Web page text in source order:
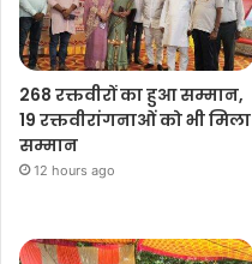
268 रक्तवीरों का हुआ सम्मान,
19 रक्तवीरांगनाओं को भी मिला
सम्मान
12 hours ago